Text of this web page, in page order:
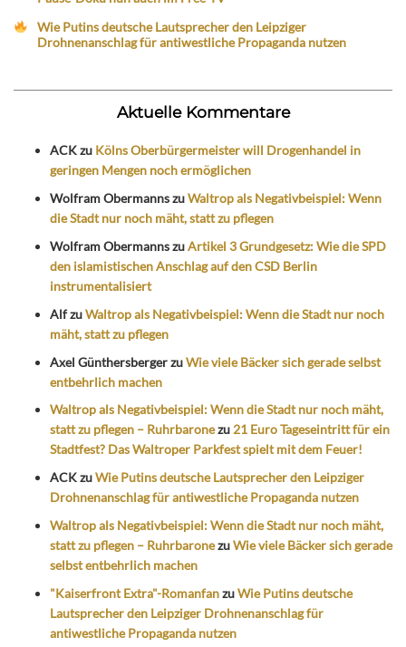
Wie Putins deutsche Lautsprecher den Leipziger
Drohnenanschlag für antiwestliche Propaganda nutzen
Aktuelle Kommentare
ACKzu Kölns Oberbürgermeister will Drogenhandel in
geringen Mengen noch ermöglichen
Wolfram ObermannszuWaltrop als Negativbeispiel: Wenn
die Stadt nur noch mäht, statt zu pflegen
Wolfram ObermannszuArtikel 3 Grundgesetz: Wie die SPD
den islamistischen Anschlag auf den CSD Berlin
instrumentalisiert
AlfzuWaltrop als Negativbeispiel: Wenn die Stadt nur noch
mäht, statt zu pflegen
Axel GünthersbergerzuWie viele Bäcker sich gerade selbst
entbehrlich machen
Waltrop als Negativbeispiel: Wenn die Stadt nur noch mäht,
statt zu pflegen – Ruhrbaronezu 21 Euro Tageseintritt für ein
Stadtfest? Das Waltroper Parkfest spielt mit dem Feuer!
ACKzuWie Putins deutsche Lautsprecher den Leipziger
Drohnenanschlag für antiwestliche Propaganda nutzen
Waltrop als Negativbeispiel: Wenn die Stadt nur noch mäht,
statt zu pflegen – RuhrbaronezuWie viele Bäcker sich gerade
selbst entbehrlich machen
"Kaiserfront Extra"-RomanfanzuWie Putins deutsche
Lautsprecher den Leipziger Drohnenanschlag für
antiwestliche Propaganda nutzen